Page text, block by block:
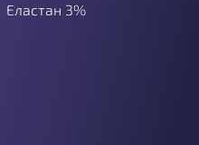
Еластан 3%